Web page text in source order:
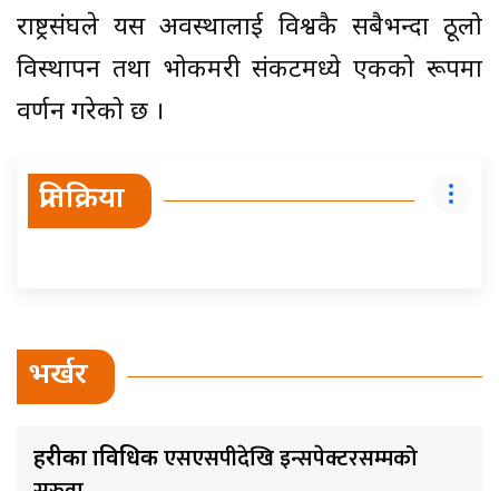
राष्ट्रसंघले यस अवस्थालाई विश्वकै सबैभन्दा ठूलो
विस्थापन तथा भोकमरी संकटमध्ये एकको रूपमा
वर्णन गरेको छ ।
प्रतिक्रिया
भर्खर
प्रहरीका प्राविधिकएसएसपीदेखि इन्सपेक्टरसम्मको